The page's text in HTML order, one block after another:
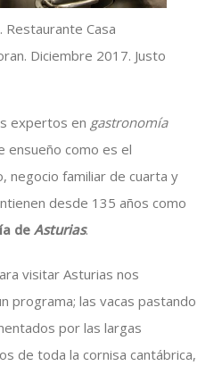
Restaurante Casa
Diciembre 2017. Justo
expertos en gastronomía
ensueño como es el
negocio familiar de cuarta y
desde 135 años como
deAsturias.
visitar Asturias nos
programa; las vacas pastando
por las largas
de toda la cornisa cantábrica,